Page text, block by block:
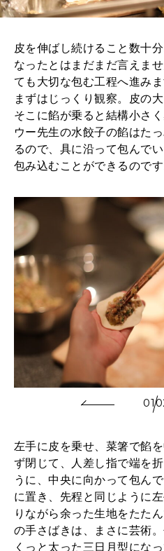
皮を伸ばし続けること数十
なったとはまだまだ言えま
ても大切な包む工程へ進み
まずはじっくり観察。皮の
そこに餡が乗ると結構小さ
ウー先生の水餃子の餡はた
るので、具に沿って包んで
包み込むことができるのです
01
左手に皮を乗せ、菜箸で餡
ず閉じて、人差し指で端を
うに、中央に向かって包ん
に置き、先程と同じように
りながら余った生地をたた
の手さばきは、まさに芸術
くっと太った三日月型にな